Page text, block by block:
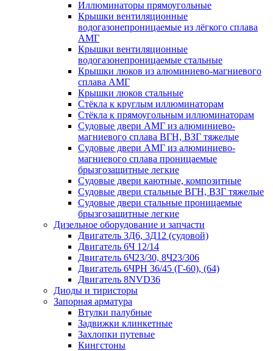
Иллюминаторы прямоугольные
Крышки вентиляционные
водогазонепроницаемые из лёгкого сплава
АМГ
Крышки вентиляционные
водогазонепроницаемые стальные
Крышки люков из алюминиево-магниевого
сплава АМГ
Крышки люков стальные
Стёкла к круглым иллюминаторам
Стёкла к прямоугольным иллюминаторам
Судовые двери АМГ из алюминиево-
магниевого сплава ВГН, ВЗГ тяжелые
Судовые двери АМГ из алюминиево-
магниевого сплава проницаемые
брызгозащитные легкие
Судовые двери каютные, композитные
Судовые двери стальные ВГН, ВЗГ тяжелые
Судовые двери стальные проницаемые
брызгозащитные легкие
Дизельное оборудование и запчасти
Двигатель 3Д6, 3Д12 (судовой)
Двигатель 6Ч 12/14
Двигатель 6Ч23/30, 8Ч23/306
Двигатель 6ЧРН 36/45 (Г-60), (64)
Двигатель 8NVD36
Диоды и тиристоры
Запорная арматура
Втулки палубные
Задвижки клинкетные
Захлопки путевые
Кингстоны